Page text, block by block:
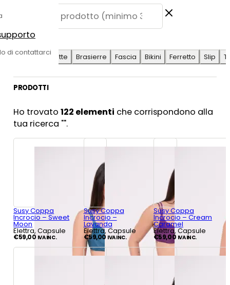
di contattarci
SUGGERITE
Antilope
Coulotte Brasierre Fascia Bikini Ferretto Slip
PRODOTTI
Ho trovato122 elementi che corrispondono alla
tua ricerca "".
Susy Coppa
Incrocio – Sweet
Moon
Elettra, Capsule
€59,00 IVA INC.
Susy Coppa
Incrocio –
Lavanda
Elettra, Capsule
€59,00 IVA INC.
Susy Coppa
Incrocio – Cream
Caramel
Elettra, Capsule
€59,00 IVA INC.